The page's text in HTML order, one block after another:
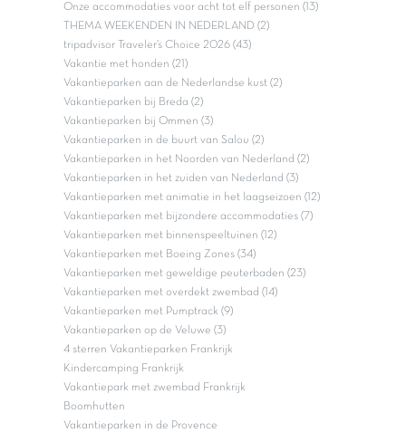
Onze accommodaties voor acht tot elf personen (13)
THEMA WEEKENDEN IN NEDERLAND (2)
tripadvisor Traveler’s Choice 2026 (43)
Vakantie met honden (21)
Vakantieparken aan de Nederlandse kust (2)
Vakantieparken bij Breda (2)
Vakantieparken bij Ommen (3)
Vakantieparken in de buurt van Salou (2)
Vakantieparken in het Noorden van Nederland (2)
Vakantieparken in het zuiden van Nederland (3)
Vakantieparken met animatie in het laagseizoen (12)
Vakantieparken met bijzondere accommodaties (7)
Vakantieparken met binnenspeeltuinen (12)
Vakantieparken met Boeing Zones (34)
Vakantieparken met geweldige peuterbaden (23)
Vakantieparken met overdekt zwembad (14)
Vakantieparken met Pumptrack (9)
Vakantieparken op de Veluwe (3)
4 sterren Vakantieparken Frankrijk
Kindercamping Frankrijk
Vakantiepark met zwembad Frankrijk
Boomhutten
Vakantieparken in de Provence